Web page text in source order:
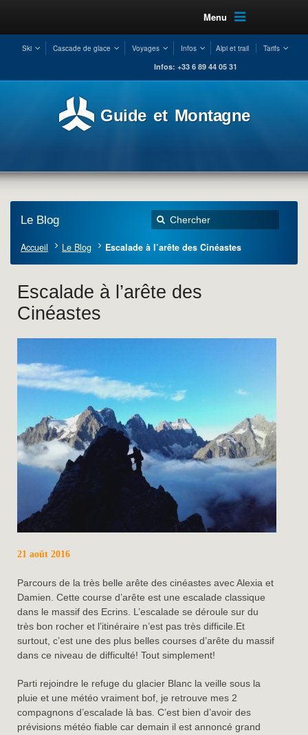
Menu
Ski Cascade de glace Voyages Infos Alpi et trail Tarifs
Infos: +33 6 89 44 05 31
Guide et Montagne
Le Blog
Accueil Le Blog Escalade à l’arête des Cinéastes
Escalade à l’arête des
Cinéastes
21 août 2016
Parcours de la très belle arête des cinéastes avec Alexia et
Damien. Cette course d’arête est une escalade classique
dans le massif des Ecrins. L’escalade se déroule sur du
très bon rocher et l’itinéraire n’est pas très difficile.Et
surtout, c’est une des plus belles courses d’arête du massif
dans ce niveau de difficulté! Tout simplement!
Parti rejoindre le refuge du glacier Blanc la veille sous la
pluie et une météo vraiment bof, je retrouve mes 2
compagnons d’escalade là bas. C’est bien d’avoir des
prévisions météo fiable car demain il est annoncé grand